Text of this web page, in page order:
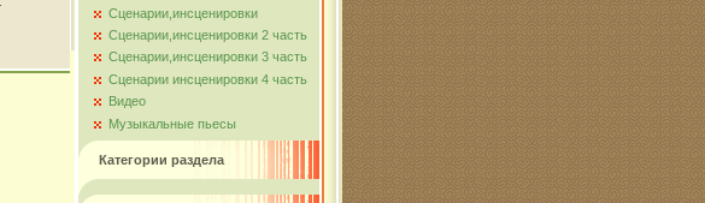
Сценарии,инсценировки
Сценарии,инсценировки 2 часть
Сценарии,инсценировки 3 часть
Сценарии инсценировки 4 часть
Видео
Музыкальные пьесы
Категории раздела